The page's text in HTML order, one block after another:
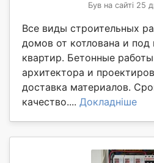
Був на сайті 25
Все виды строительных
домов от котлована и под
квартир. Бетонные
архитектора и
доставка материалов.
качество.... Докладніше